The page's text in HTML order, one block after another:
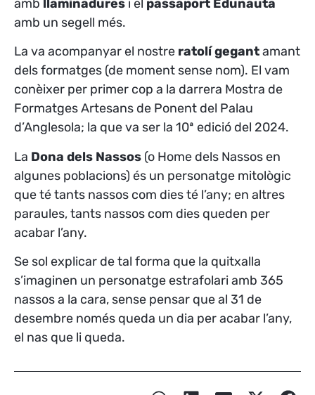
amb llaminadures i el passaport Edunauta
amb un segell més.
La va acompanyar el nostre ratolí gegantamant
dels formatges (de moment sense nom). El vam
conèixer per primer cop a la darrera Mostra de
Formatges Artesans de Ponent del Palau
d’Anglesola; la que va ser la 10ª edició del 2024.
La Dona dels Nassos (o Home dels Nassos en
algunes poblacions) és un personatge mitològic
que té tants nassos com dies té l’any; en altres
paraules, tants nassos com dies queden per
acabar l’any.
Se sol explicar de tal forma que la quitxalla
s’imaginen un personatge estrafolari amb 365
nassos a la cara, sense pensar que al 31 de
desembre només queda un dia per acabar l’any,
el nas que li queda.